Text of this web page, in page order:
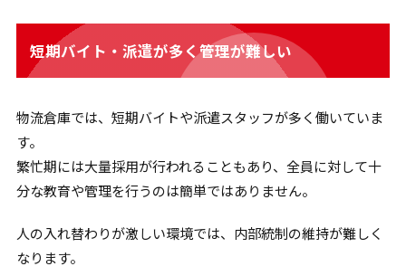
短期バイト・派遣が多く管理が難しい
物流倉庫では、短期バイトや派遣スタッフが多く働いていま
す。
繁忙期には大量採用が行われることもあり、全員に対して十
分な教育や管理を行うのは簡単ではありません。
人の入れ替わりが激しい環境では、内部統制の維持が難しく
なります。